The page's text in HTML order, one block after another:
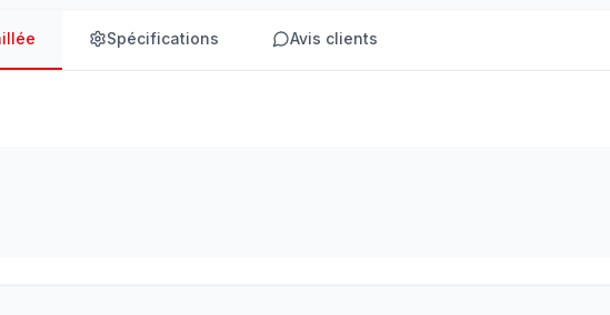
Spécifications Avis clients